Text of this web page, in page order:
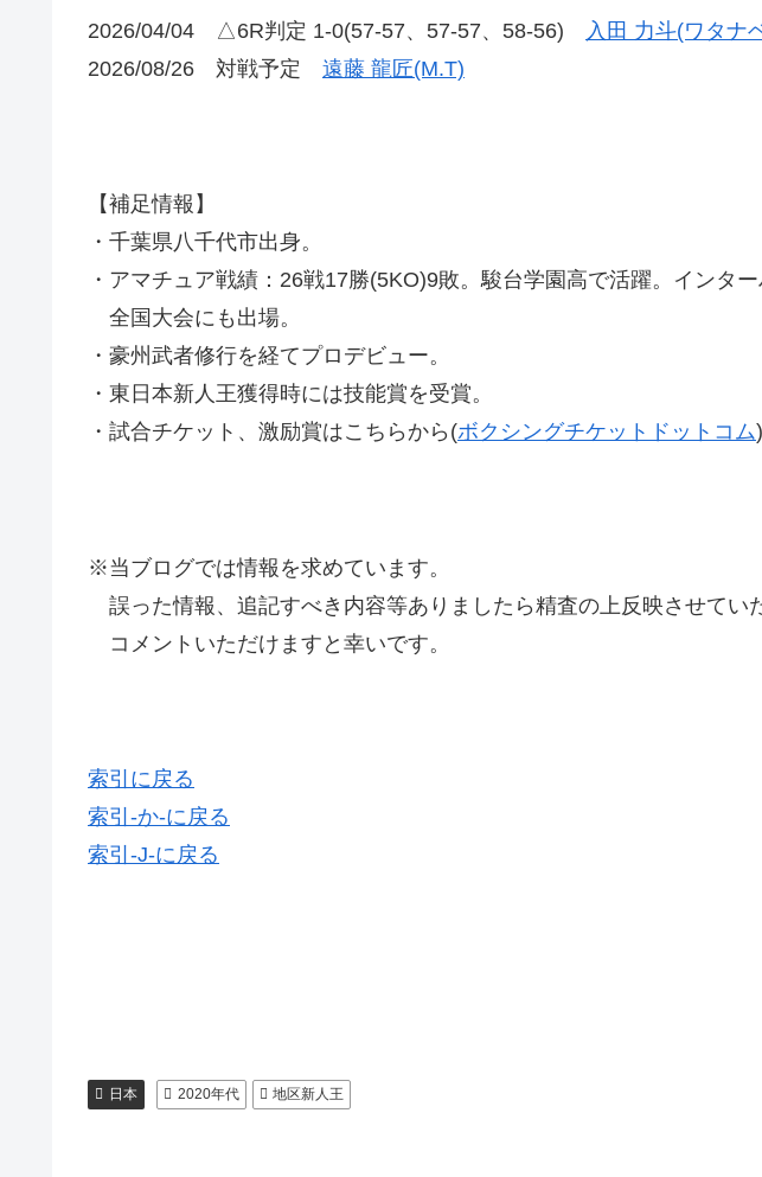
2026/04/04 △6R判定 1-0(57-57、57-57、58-56)
入田 力斗(ワタナ
2026/08/26 対戦予定 遠藤 龍匠(M.T)
【補足情報】
・千葉県八千代市出身。
・アマチュア戦績：26戦17勝(5KO)9敗。駿台学園高で活躍。インター
全国大会にも出場。
・豪州武者修行を経てプロデビュー。
・東日本新人王獲得時には技能賞を受賞。
・試合チケット、激励賞はこちらから(ボクシングチケットドットコム)
※当ブログでは情報を求めています。
誤った情報、追記すべき内容等ありましたら精査の上反映させてい
コメントいただけますと幸いです。
索引に戻る
索引-か-に戻る
索引-J-に戻る
日本 2020年代 地区新人王